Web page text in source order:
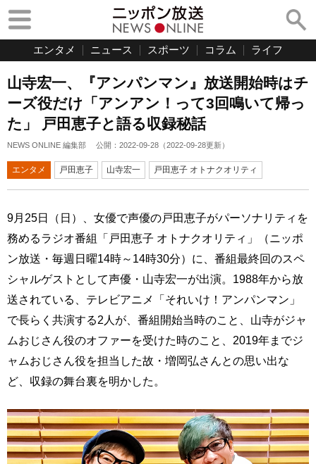
エンタメ ニュース スポーツ コラム ライフ
山寺宏一、『アンパンマン』放送開始時はチ
ーズ役だけ「アンアン！って3回鳴いて帰っ
た」 戸田恵子と語る収録秘話
NEWS ONLINE 編集部 公開： 2022-09-28 （2022-09-28更新）
エンタメ 戸田恵子 山寺宏一 戸田恵子 オトナクオリティ
9月25日（日）、女優で声優の戸田恵子がパーソナリティを
務めるラジオ番組「戸田恵子 オトナクオリティ」（ニッポ
ン放送・毎週日曜14時～14時30分）に、番組最終回のスペ
シャルゲストとして声優・山寺宏一が出演。1988年から放
送されている、テレビアニメ「それいけ！アンパンマン」
で長らく共演する2人が、番組開始当時のこと、山寺がジャ
ムおじさん役のオファーを受けた時のこと、2019年までジ
ャムおじさん役を担当した故・増岡弘さんとの思い出な
ど、収録の舞台裏を明かした。